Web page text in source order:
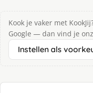
Kook je vaker met
Google — dan vind je
Instellen als